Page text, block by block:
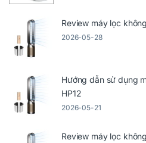
Review máy lọc
2026-05-28
Hướng dẫn sử dụng
HP12
2026-05-21
Review máy lọc